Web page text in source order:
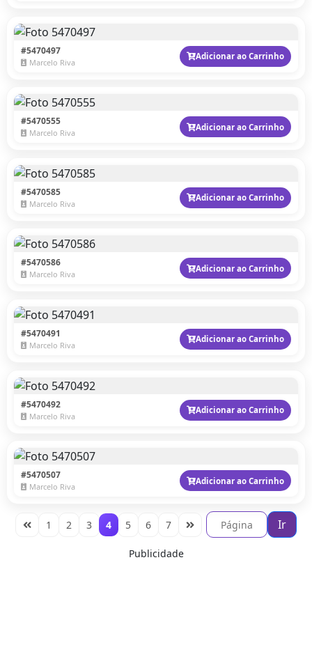
#5470497
Marcelo Riva
Adicionar ao Carrinho
#5470555
Marcelo Riva
Adicionar ao Carrinho
#5470585
Marcelo Riva
Adicionar ao Carrinho
#5470586
Marcelo Riva
Adicionar ao Carrinho
#5470491
Marcelo Riva
Adicionar ao Carrinho
#5470492
Marcelo Riva
Adicionar ao Carrinho
#5470507
Marcelo Riva
Adicionar ao Carrinho
1 2 3 4 5 6 7 Ir
Publicidade